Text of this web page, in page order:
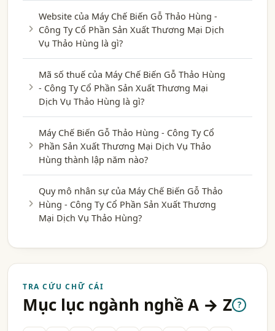
Website của Máy Chế Biến Gỗ Thảo Hùng -
Công Ty Cổ Phần Sản Xuất Thương Mại Dịch
Vụ Thảo Hùng là gì?
Mã số thuế của Máy Chế Biến Gỗ Thảo Hùng
- Công Ty Cổ Phần Sản Xuất Thương Mại
Dịch Vụ Thảo Hùng là gì?
Máy Chế Biến Gỗ Thảo Hùng - Công Ty Cổ
Phần Sản Xuất Thương Mại Dịch Vụ Thảo
Hùng thành lập năm nào?
Quy mô nhân sự của Máy Chế Biến Gỗ Thảo
Hùng - Công Ty Cổ Phần Sản Xuất Thương
Mại Dịch Vụ Thảo Hùng?
TRA CỨU CHỮ CÁI
Mục lục ngành nghề A → Z ?